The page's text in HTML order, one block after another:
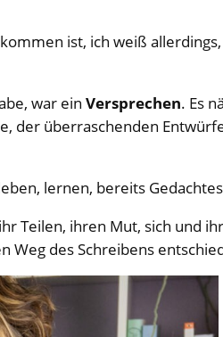
ist, ich weiß
war ein Versprechen. Es
überraschenden
lernen, bereits
Teilen, ihren Mut, sich und
des Schreibens